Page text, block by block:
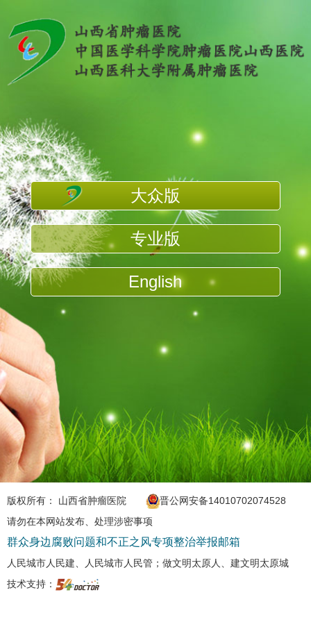
大众版
专业版
English
版权所有： 山西省肿瘤医院
晋公网安备14010702074528
请勿在本网站发布、处理涉密事项
群众身边腐败问题和不正之风专项整治举报邮箱
人民城市人民建、人民城市人民管；做文明太原人、建文明太原城
技术支持：